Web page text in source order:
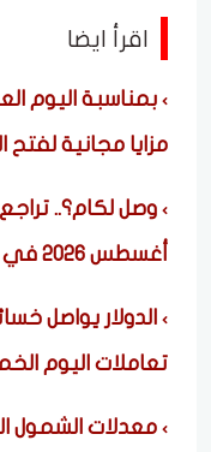
اقرأ ايضا
بمناسبة اليوم
مزايا مجانية لفتح
أغسطس 2026 في البنوك
الدولار يواصل
تعاملات اليوم الخميس 6